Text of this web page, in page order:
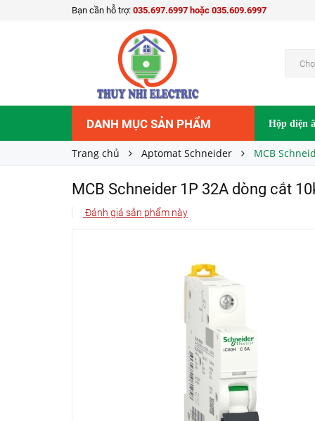
Bạn cần hỗ trợ: 035.697.6997 hoặc 035.609.6997
DANH MỤC SẢN PHẨM Hộp điện
Trang chủ Aptomat Schneider MCB
MCB Schneider 1P 32A dòng cắt
Đánh giá sản phẩm này
MCB Schneider 1P 32A dòng cắt 10kA
Giá bán: Liên hệ